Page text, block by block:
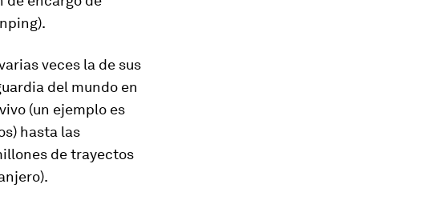
veces la de sus
del mundo en
(un ejemplo es
hasta las
de trayectos